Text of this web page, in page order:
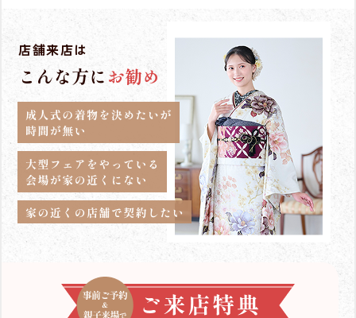
店舗来店は
こんな方にお勧め